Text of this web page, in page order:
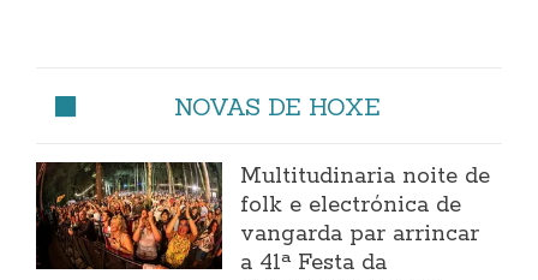
NOVAS DE HOXE
Multitudinaria noite de
folk e electrónica de
vangarda par arrincar
a 41ª Festa da